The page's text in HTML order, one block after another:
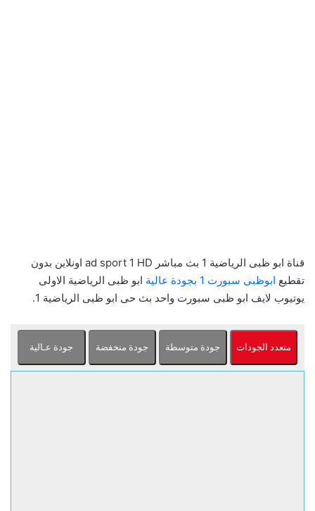
قناة ابو ظبى الرياضية 1 بث مباشر ad sport 1 HD اونلاين بدون
تقطيع ابوظبى سبورت 1 بجودة عالية
ابو ظبى الرياضية الاولى
يوتيوب لايف ابو ظبى سبورت واحد بث حى ابو ظبى الرياضية 1.